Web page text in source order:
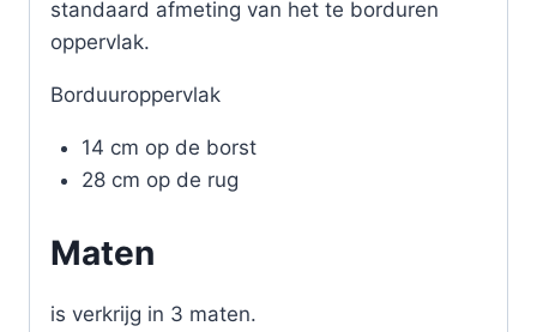
standaard afmeting van het te borduren
oppervlak.
Borduuroppervlak
14 cm op de borst
28 cm op de rug
Maten
is verkrijg in 3 maten.